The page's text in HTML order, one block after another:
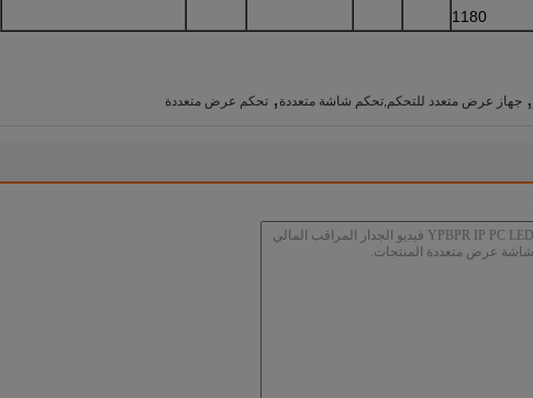
1180
, جهاز عرض متعدد للتحكم,تحكم شاشة متعددة , تحكم عرض متعددة